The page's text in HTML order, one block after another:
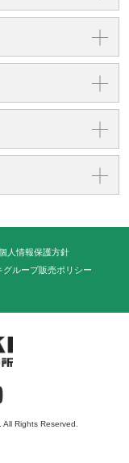
人情報保護方針
グループ販売ポリシー
All Rights Reserved.